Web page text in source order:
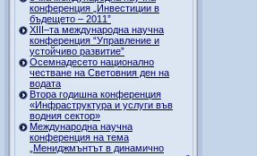
конференция „Инвестиции в
бъдещето – 2011”
ХІІІ–та международна научна
конференция “Управление и
устойчиво развитие”
Осемнадесето национално
честване на Световния ден на
водата
Втора годишна конференция
«Инфраструктура и услуги във
водния сектор»
Международна научна
конференция на тема
„Мениджмънтът в динамично